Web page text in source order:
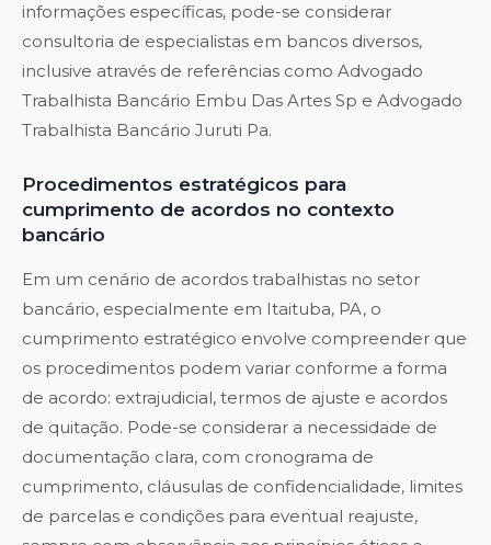
informações específicas, pode-se considerar
consultoria de especialistas em bancos diversos,
inclusive através de referências como Advogado
Trabalhista Bancário Embu Das Artes Sp e Advogado
Trabalhista Bancário Juruti Pa.
Procedimentos estratégicos para
cumprimento de acordos no contexto
bancário
Em um cenário de acordos trabalhistas no setor
bancário, especialmente em Itaituba, PA, o
cumprimento estratégico envolve compreender que
os procedimentos podem variar conforme a forma
de acordo: extrajudicial, termos de ajuste e acordos
de quitação. Pode-se considerar a necessidade de
documentação clara, com cronograma de
cumprimento, cláusulas de confidencialidade, limites
de parcelas e condições para eventual reajuste,